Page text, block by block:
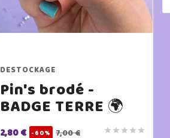
DESTOCKAGE
Pin's brodé -
BADGE TERRE 🌍
    
2,80 € -60% 7,00 €